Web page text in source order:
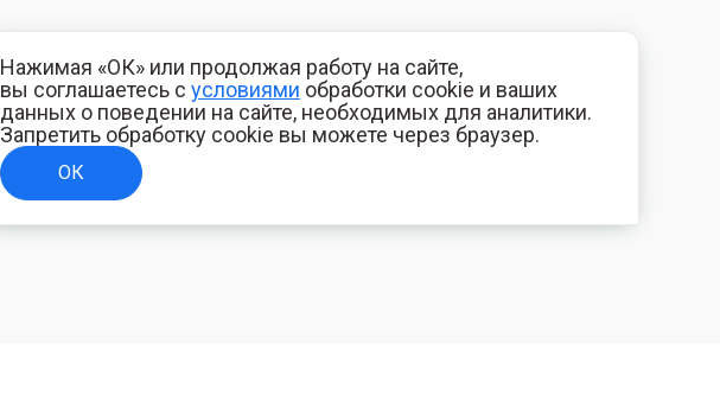
Нажимая «ОК» или продолжая работу на сайте,
вы соглашаетесь с условиями обработки cookie и ваших
данных о поведении на сайте, необходимых для аналитики.
Запретить обработку cookie вы можете через браузер.
ОК